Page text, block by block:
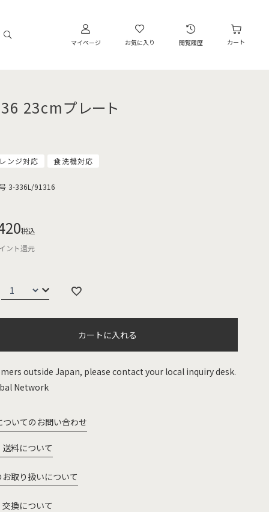
マイページ お気に入り 閲覧履歴 カート
23cmプレート
ンジ対応 食洗機対応
3-336L/91316
税込
ント還元
カートに入れる
outside Japan, please contact your local inquiry desk.
Network
ついてのお問い合わせ
料について
お取り扱いについて
換について